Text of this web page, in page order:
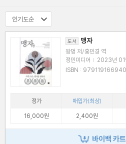
도서 맹자
왕멍 저/홍민경 역
정민미디어 | 2023년 01
정가 매입가(최상)
16,000원
2,400원
바이백 카